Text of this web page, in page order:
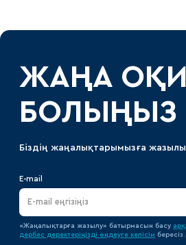
ЖАҢА
БОЛЫҢЫЗ
Біздің жаңалықтарымызға
E-mail
«Жаңалықтарға жазылу» батырмасын басу
дербес деректеріңізді өңдеуге келісім бересіз.